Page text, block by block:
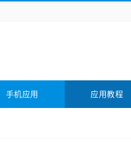
影音软件 插件下载
手机应用 应用教程